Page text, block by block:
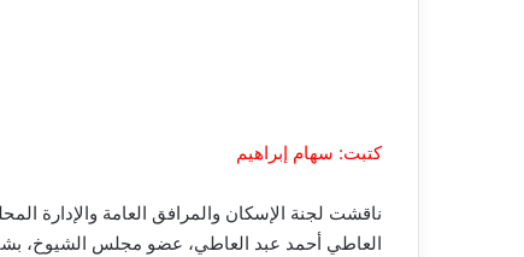
كتبت: سهام إبراهيم
ناقشت لجنة الإسكان والمرافق العامة والإدارة
العاطي أحمد عبد العاطي، عضو مجلس الشيوخ،